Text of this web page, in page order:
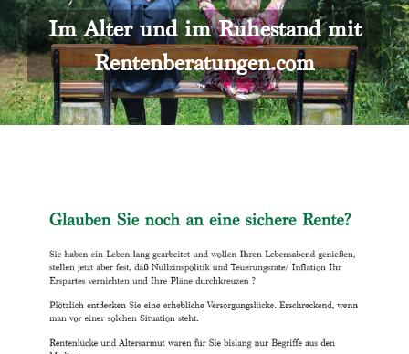
Rentenberater
Rentenversicherung
Versicherungsberatung
Kontakt
Im Alter und im Ruhestand mit
Rentenberatungen.com